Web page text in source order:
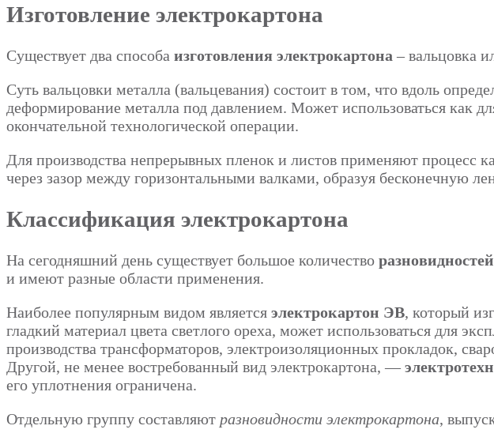
Изготовление электрокартона
Существует два способа изготовления электрокартона – вальцовка
Суть вальцовки металла (вальцевания) состоит в том, что вдоль
деформирование металла под давлением. Может использоваться как
окончательной технологической операции.
Для производства непрерывных пленок и листов применяют процесс
через зазор между горизонтальными валками, образуя бесконечную
Классификация электрокартона
На сегодняшний день существует большое количество
и имеют разные области применения.
Наиболее популярным видом является электрокартон ЭВ, который
гладкий материал цвета светлого ореха, может использоваться для
производства трансформаторов, электроизоляционных прокладок,
Другой, не менее востребованный вид электрокартона, —
его уплотнения ограничена.
Отдельную группу составляют разновидности электрокартона,